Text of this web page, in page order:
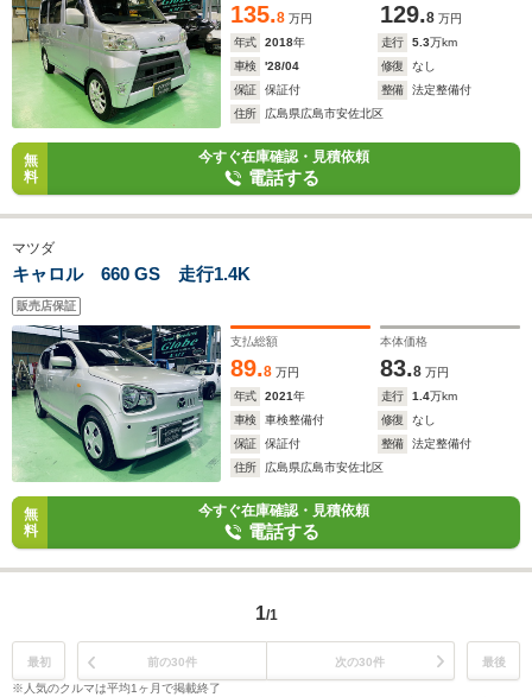
135.8 万円 129.8 万円
年式
2018年 走行 5.3万km
車検
'28/04 修復
なし
保証
保証付 整備
法定整備付
住所
広島県広島市安佐北区
無
料
今すぐ在庫確認・見積依頼
電話する
マツダ
キャロル 660 GS 走行1.4K
販売店保証
支払総額
89.8 万円
本体価格
83.8 万円
年式
2021年 走行 1.4万km
車検
車検整備付 修復
なし
保証
保証付 整備
法定整備付
住所
広島県広島市安佐北区
無
料
今すぐ在庫確認・見積依頼
電話する
1/1
最初 前の30件 次の30件
最後
※人気のクルマは平均1ヶ月で掲載終了